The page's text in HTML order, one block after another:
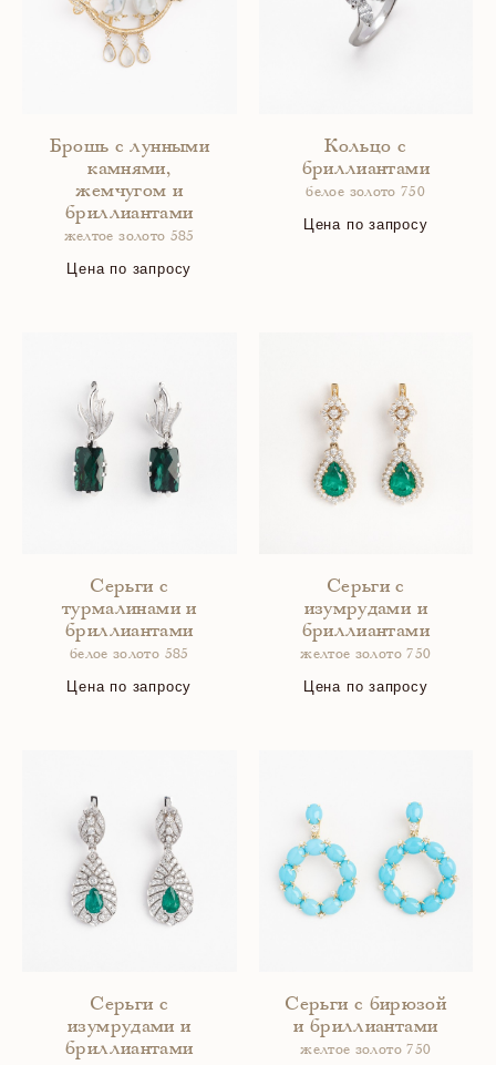
Брошь с лунными
камнями,
жемчугом и
бриллиантами
желтое золото 585
Цена по запросу
Кольцо с
бриллиантами
белое золото 750
Цена по запросу
Серьги с
турмалинами и
бриллиантами
белое золото 585
Цена по запросу
Серьги с
изумрудами и
бриллиантами
желтое золото 750
Цена по запросу
Серьги с
изумрудами и
бриллиантами
Серьги с бирюзой
и бриллиантами
желтое золото 750